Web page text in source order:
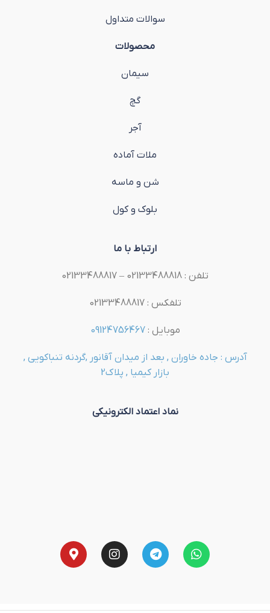
سوالات متداول
محصولات
سیمان
گچ
آجر
ملات آماده
شن و ماسه
بلوک و کول
ارتباط با ما
تلفن : 02133488818 – 02133488817
تلفکس : 02133488817
موبایل :09124756467
آدرس : جاده خاوران , بعد از میدان آقانور ,گردنه تنباکویی ,
بازار کیمیا , پلاک2
نماد اعتماد الکترونیکی